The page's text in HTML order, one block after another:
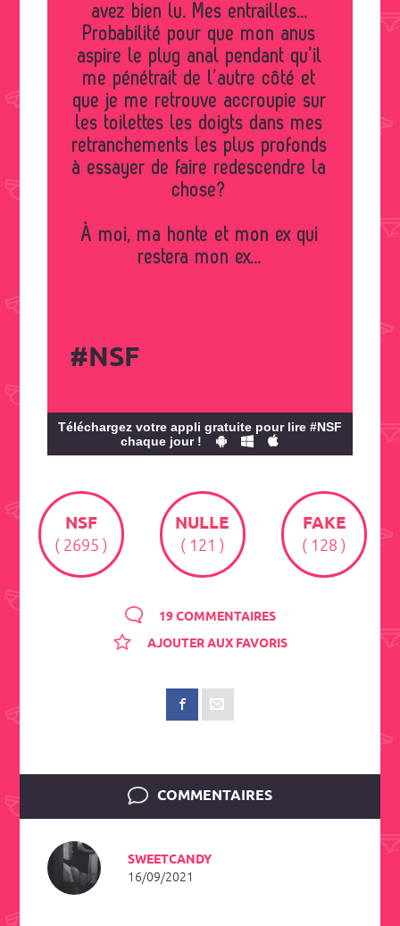
avez bien lu. Mes entrailles...
Probabilité pour que mon anus
aspire le plug anal pendant qu’il
me pénétrait de l’autre côté et
que je me retrouve accroupie sur
les toilettes les doigts dans mes
retranchements les plus profonds
à essayer de faire redescendre la
chose?
À moi, ma honte et mon ex qui
restera mon ex...
#NSF
Téléchargez votre appli gratuite pour lire #NSF
chaque jour !
NSF
( 2695 )
NULLE
( 121 )
FAKE
( 128 )
19 COMMENTAIRES
AJOUTER AUX FAVORIS
COMMENTAIRES
SWEETCANDY
16/09/2021